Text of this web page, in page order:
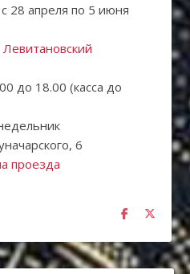
28 апреля по 5 июня
Левитановский
до 18.00 (касса до
6
проезда